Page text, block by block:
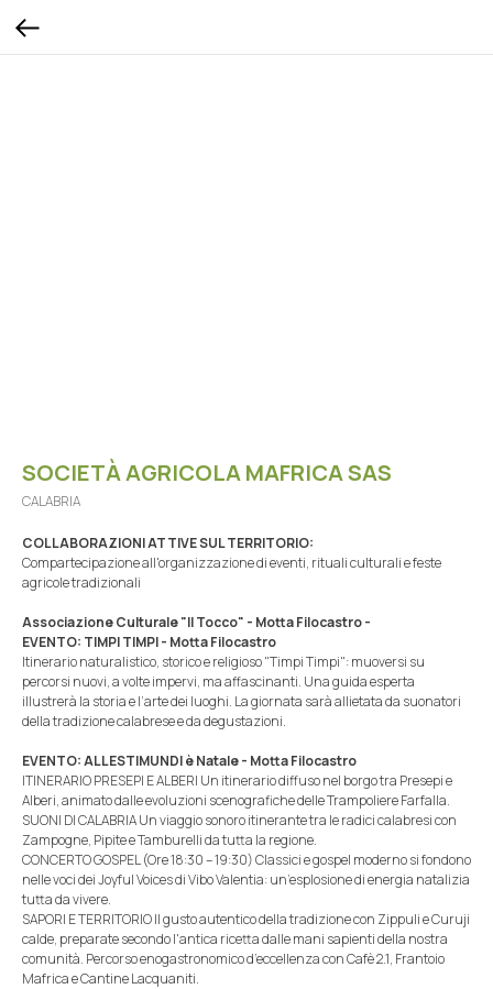
SOCIETÀ AGRICOLA MAFRICA SAS
CALABRIA
COLLABORAZIONI ATTIVE SUL TERRITORIO:
Compartecipazione all'organizzazione di eventi, rituali culturali e feste
agricole tradizionali
Associazione Culturale "Il Tocco" - Motta Filocastro -
EVENTO: TIMPI TIMPI - Motta Filocastro
Itinerario naturalistico, storico e religioso "Timpi Timpi": muoversi su
percorsi nuovi, a volte impervi, ma affascinanti. Una guida esperta
illustrerà la storia e l’arte dei luoghi. La giornata sarà allietata da suonatori
della tradizione calabrese e da degustazioni.
EVENTO: ALLESTIMUNDI è Natale - Motta Filocastro
ITINERARIO PRESEPI E ALBERI Un itinerario diffuso nel borgo tra Presepi e
Alberi, animato dalle evoluzioni scenografiche delle Trampoliere Farfalla.
SUONI DI CALABRIA Un viaggio sonoro itinerante tra le radici calabresi con
Zampogne, Pipite e Tamburelli da tutta la regione.
CONCERTO GOSPEL (Ore 18:30 – 19:30) Classici e gospel moderno si fondono
nelle voci dei Joyful Voices di Vibo Valentia: un’esplosione di energia natalizia
tutta da vivere.
SAPORI E TERRITORIO Il gusto autentico della tradizione con Zippuli e Curuji
calde, preparate secondo l'antica ricetta dalle mani sapienti della nostra
comunità. Percorso enogastronomico d’eccellenza con Cafè 2.1, Frantoio
Mafrica e Cantine Lacquaniti.